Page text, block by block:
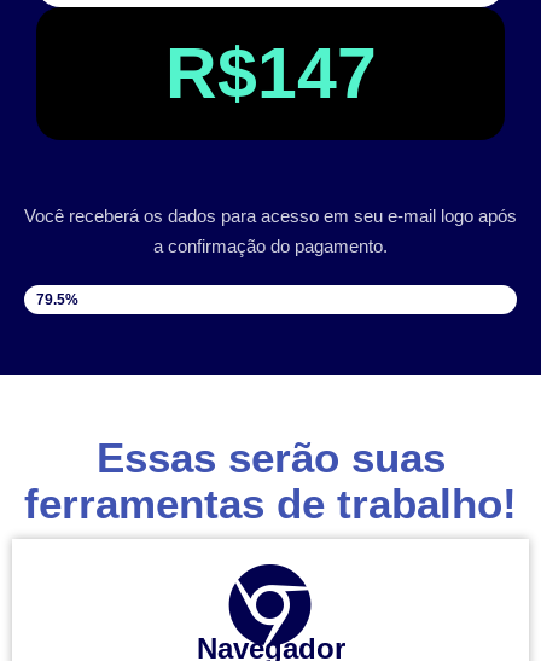
R$147
Você receberá os dados para acesso em seu e-mail logo após
a confirmação do pagamento.
VAGAS DISPONÍVEIS
79.5%
Essas serão suas
ferramentas de trabalho!
Navegador